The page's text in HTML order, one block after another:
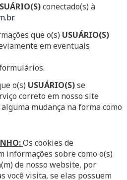
conectado(s) à
.
que o(s) USUÁRIO(S)
em eventuais
o(s) USUÁRIO(S)se
correto em nosso site
mudança na forma como
Os cookies de
informações sobre como o(s)
de nosso website, por
você visita, se elas possuem